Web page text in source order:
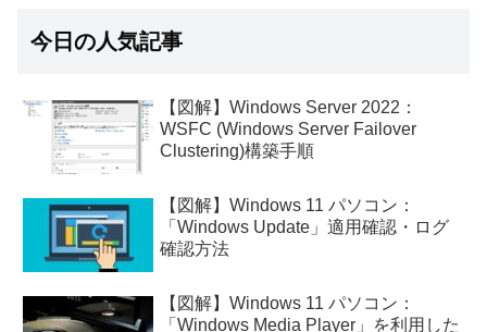
今日の人気記事
【図解】Windows Server 2022：
WSFC (Windows Server Failover
Clustering)構築手順
【図解】Windows 11 パソコン：
「Windows Update」適用確認・ログ
確認方法
【図解】Windows 11 パソコン：
「Windows Media Player」を利用した